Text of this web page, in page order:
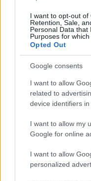
I want to opt-out of
Retention, Sale,
Personal Data that
Purposes for which
Opted Out
Google consents
I want to allow
related to
device identifiers in
I want to allow my
Google for online
I want to allow
personalized
miatt, a végelszámolásnál
pontok” – mondta Frici, aki
szakaszon még begyűjtött
szabályok szerint az utolsó
ugyanúgy, mint a